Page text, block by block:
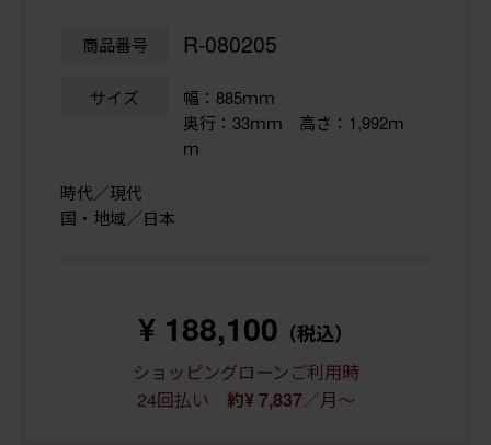
商品番号 R-080205
サイズ
幅：885ｍｍ
奥行：33ｍｍ 高さ：1,992ｍ
ｍ
時代／現代
国・地域／日本
¥ 188,100 （税込）
ショッピングローンご利用時
24回払い 約¥ 7,837／月～